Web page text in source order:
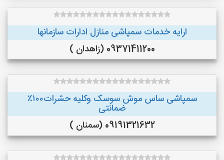
ارایه خدمات سمپاشی منازل ادارات سازمانها
09371411200 (زاهدان )
سمپاشی ساس موش سوسک وکلیه حشرات۱۰۰٪
ضمانتی
09191321632 (سمنان )